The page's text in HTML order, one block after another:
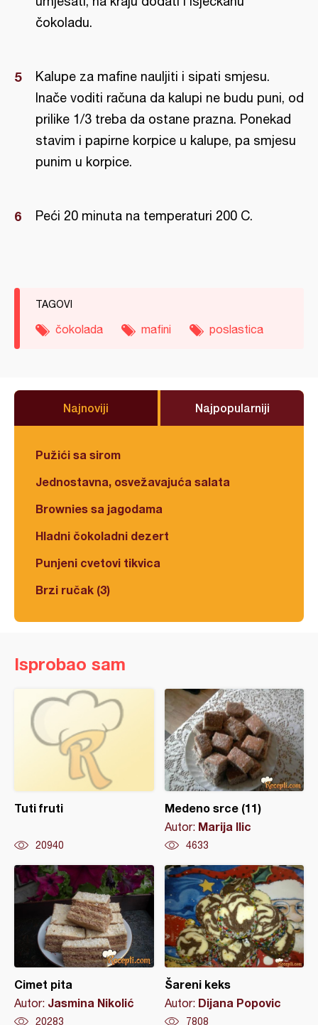
čokoladu.
Kalupe za mafine nauljiti i sipati smjesu.
Inače voditi računa da kalupi ne budu puni, od
prilike 1/3 treba da ostane prazna. Ponekad
stavim i papirne korpice u kalupe, pa smjesu
punim u korpice.
Peći 20 minuta na temperaturi 200 C.
TAGOVI
čokolada mafini poslastica
Najnoviji Najpopularniji
Pužići sa sirom
Jednostavna, osvežavajuća salata
Brownies sa jagodama
Hladni čokoladni dezert
Punjeni cvetovi tikvica
Brzi ručak (3)
Isprobao sam
Tuti fruti
20940
Medeno srce (11)
Autor: Marija Ilic
4633
Cimet pita
Autor: Jasmina Nikolić
20283
Šareni keks
Autor: Dijana Popovic
7808